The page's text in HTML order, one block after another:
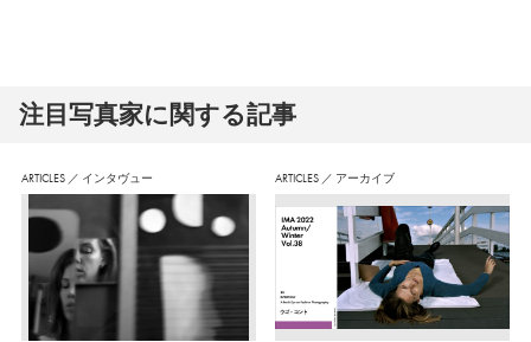
注⽬写真家に関する記事
ARTICLES ／ インタヴュー ARTICLES ／ アーカイブ